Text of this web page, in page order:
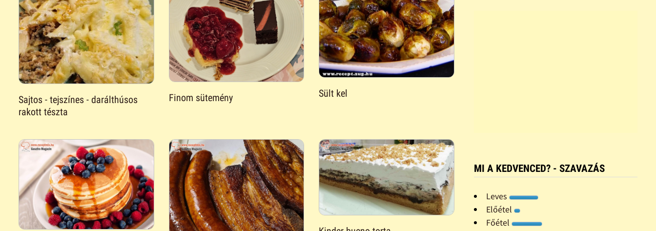
Sajtos - tejszínes - darálthúsos
rakott tészta
Finom sütemény Sült kel
MI A KEDVENCED? - SZAVAZÁS
Leves
Előétel
Főétel